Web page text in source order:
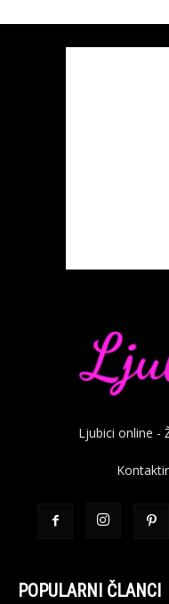
Ljubici online -
POPULARNI ČLANCI